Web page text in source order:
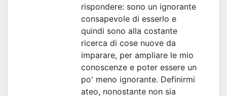
rispondere: sono un ignorante
consapevole di esserlo e
quindi sono alla costante
ricerca di cose nuove da
imparare, per ampliare le mio
conoscenze e poter essere un
po' meno ignorante. Definirmi
ateo, nonostante non sia